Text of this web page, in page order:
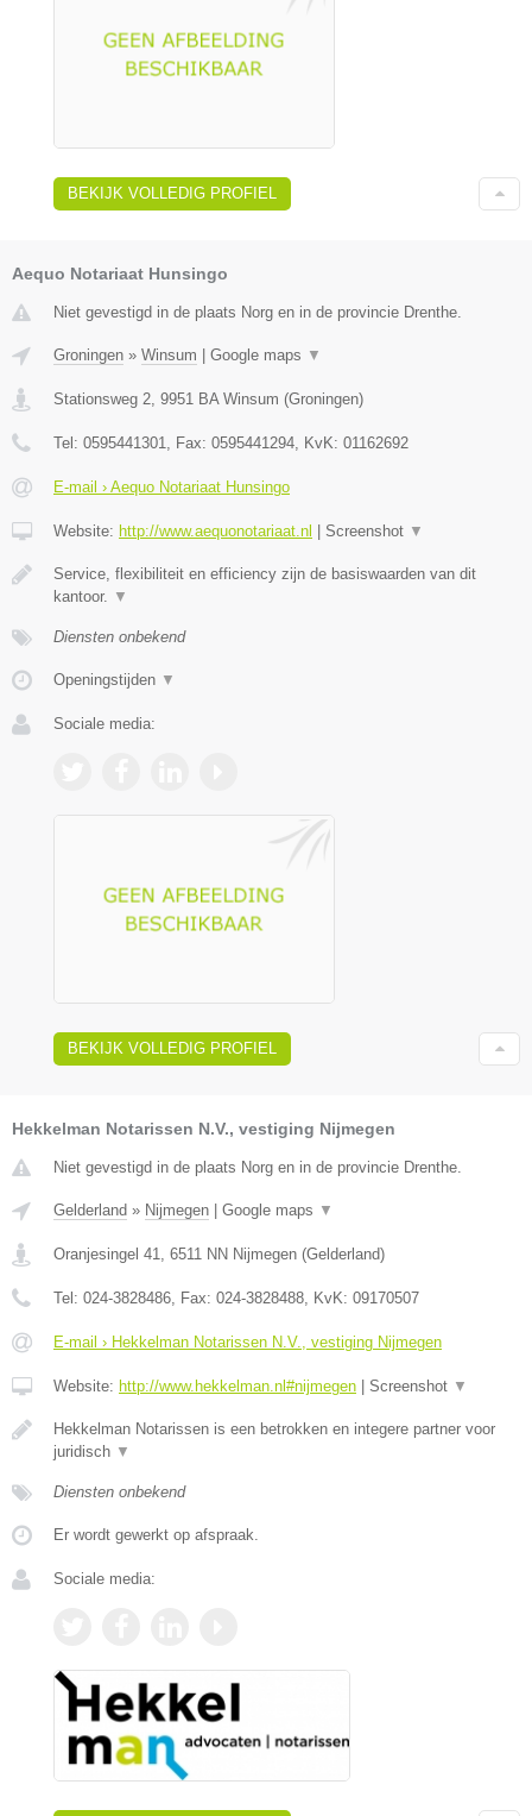
BEKIJK VOLLEDIG PROFIEL
Aequo Notariaat Hunsingo
Niet gevestigd in de plaats Norg en in de provincie Drenthe.
Groningen » Winsum Google maps ▼
Stationsweg 2 9951 BA Winsum (Groningen)
Tel: 0595441301 , Fax: 0595441294 , KvK: 01162692
E-mail › Aequo Notariaat Hunsingo
Website: http://www.aequonotariaat.nl Screenshot ▼
Service, flexibiliteit en efficiency zijn de basiswaarden van dit
kantoor.
▼
Diensten onbekend
Openingstijden ▼
Sociale media:
BEKIJK VOLLEDIG PROFIEL
Hekkelman Notarissen N.V., vestiging Nijmegen
Niet gevestigd in de plaats Norg en in de provincie Drenthe.
Gelderland » Nijmegen | Google maps ▼
Oranjesingel 41 6511 NN Nijmegen (Gelderland)
Tel: 024-3828486 , Fax: 024-3828488 , KvK: 09170507
E-mail › Hekkelman Notarissen N.V., vestiging Nijmegen
Website: http://www.hekkelman.nl#nijmegen | Screenshot ▼
Hekkelman Notarissen is een betrokken en integere partner voor
juridisch ▼
Diensten onbekend
Er wordt gewerkt op afspraak.
Sociale media: